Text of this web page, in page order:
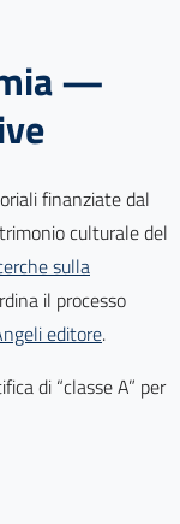
—
finanziate dal
culturale del
sulla
il processo
editore.
di “classe A” per